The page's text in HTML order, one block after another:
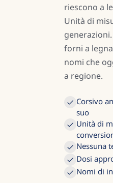
riescono a
Unità di
forni a
nomi che
a regione.
Corsivo
suo
Unità di
Nessuna
Dosi
Nomi di